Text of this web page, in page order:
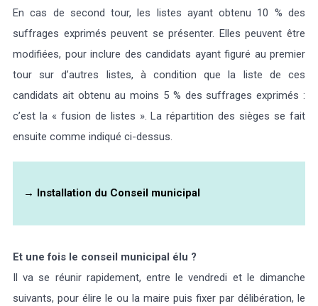
En cas de second tour, les listes ayant obtenu 10 % des
suffrages exprimés peuvent se présenter. Elles peuvent être
modifiées, pour inclure des candidats ayant figuré au premier
tour sur d’autres listes, à condition que la liste de ces
candidats ait obtenu au moins 5 % des suffrages exprimés :
c’est la « fusion de listes ». La répartition des sièges se fait
ensuite comme indiqué ci-dessus.
→ Installation du Conseil municipal
Et une fois le conseil municipal élu ?
Il va se réunir rapidement, entre le vendredi et le dimanche
suivants, pour élire le ou la maire puis fixer par délibération, le